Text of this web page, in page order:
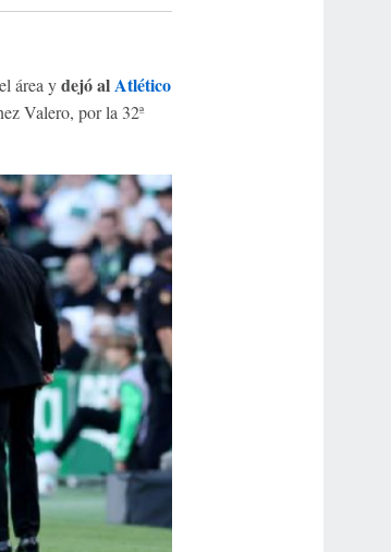
área ydejó alAtlético
Valero, por la 32ª